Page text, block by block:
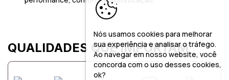
QUALIDADES QUE IMPORTAM
Nós usamos cookies para melhorar
sua experiência e analisar o tráfego.
Ao navegar em nosso website, você
concorda com o uso desses cookies,
ok?